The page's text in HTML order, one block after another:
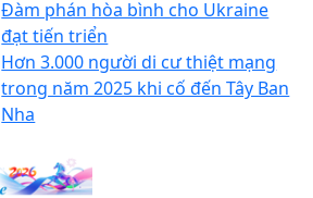
Đàm phán hòa bình cho Ukraine
đạt tiến triển
Hơn 3.000 người di cư thiệt mạng
trong năm 2025 khi cố đến Tây Ban
Nha